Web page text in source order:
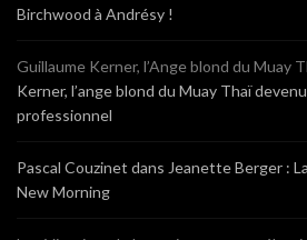
Birchwood à Andrésy !
Guillaume Kerner, l’Ange blond du Muay
Kerner, l’ange blond du Muay Thaï
professionnel
Pascal Couzinet dans Jeanette Berger :
New Morning